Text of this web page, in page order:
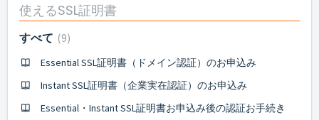
使えるSSL証明書
すべて 9
Essential SSL証明書（ドメイン認証）のお申込み
Instant SSL証明書（企業実在認証）のお申込み
Essential・Instant SSL証明書お申込み後の認証お手続き